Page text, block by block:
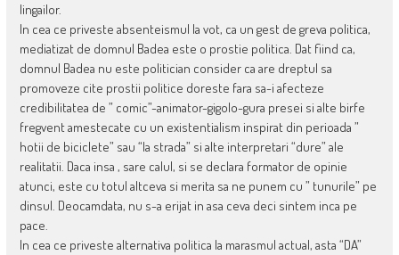
lingailor.
In cea ce priveste absenteismul la vot, ca un gest de greva politica,
mediatizat de domnul Badea este o prostie politica. Dat fiind ca,
domnul Badea nu este politician consider ca are dreptul sa
promoveze cite prostii politice doreste fara sa-i afecteze
credibilitatea de ” comic”-animator-gigolo-gura presei si alte birfe
fregvent amestecate cu un existentialism inspirat din perioada ”
hotii de biciclete” sau “la strada” si alte interpretari “dure” ale
realitatii. Daca insa , sare calul, si se declara formator de opinie
atunci, este cu totul altceva si merita sa ne punem cu ” tunurile” pe
dinsul. Deocamdata, nu s-a erijat in asa ceva deci sintem inca pe
pace.
In cea ce priveste alternativa politica la marasmul actual, asta “DA”